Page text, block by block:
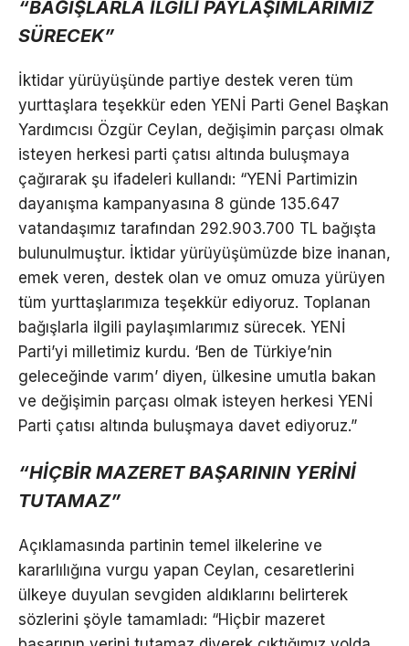
“BAĞIŞLARLA İLGİLİ PAYLAŞIMLARIMIZ
SÜRECEK”
İktidar yürüyüşünde partiye destek veren tüm
yurttaşlara teşekkür eden YENİ Parti Genel Başkan
Yardımcısı Özgür Ceylan, değişimin parçası olmak
isteyen herkesi parti çatısı altında buluşmaya
çağırarak şu ifadeleri kullandı: “YENİ Partimizin
dayanışma kampanyasına 8 günde 135.647
vatandaşımız tarafından 292.903.700 TL bağışta
bulunulmuştur. İktidar yürüyüşümüzde bize inanan,
emek veren, destek olan ve omuz omuza yürüyen
tüm yurttaşlarımıza teşekkür ediyoruz. Toplanan
bağışlarla ilgili paylaşımlarımız sürecek. YENİ
Parti’yi milletimiz kurdu. ‘Ben de Türkiye’nin
geleceğinde varım’ diyen, ülkesine umutla bakan
ve değişimin parçası olmak isteyen herkesi YENİ
Parti çatısı altında buluşmaya davet ediyoruz.”
“HİÇBİR MAZERET BAŞARININ YERİNİ
TUTAMAZ”
Açıklamasında partinin temel ilkelerine ve
kararlılığına vurgu yapan Ceylan, cesaretlerini
ülkeye duyulan sevgiden aldıklarını belirterek
sözlerini şöyle tamamladı: “Hiçbir mazeret